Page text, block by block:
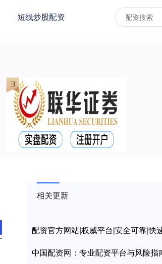
短线炒股配资
相关更新
配资官方网站|权威平台|安全可靠|快
中国配资网：专业配资平台与风险指